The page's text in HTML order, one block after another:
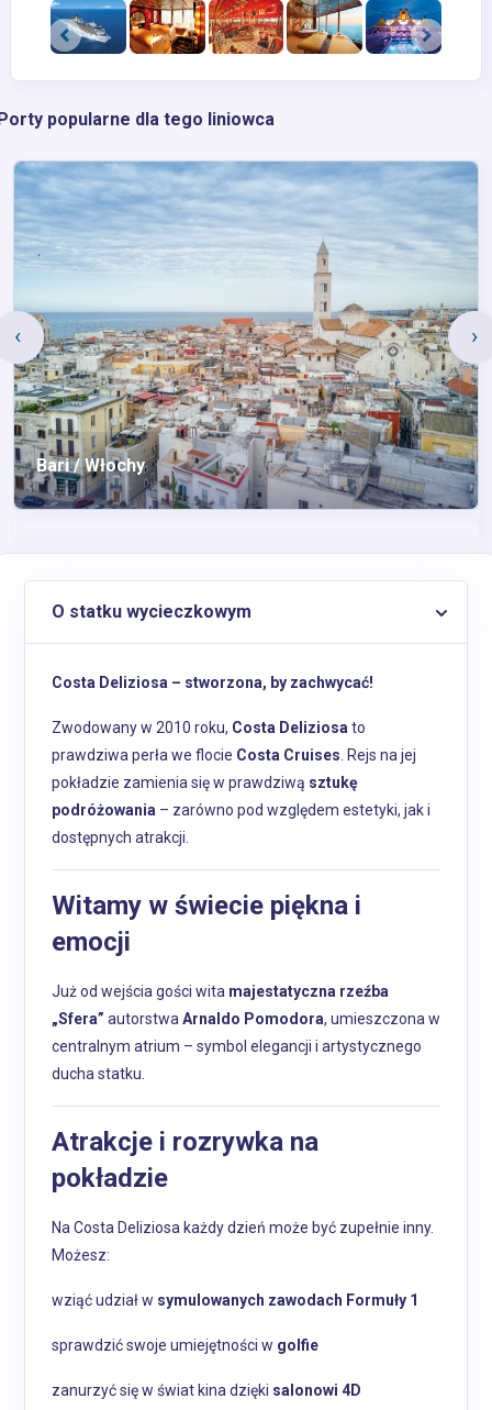
popularne dla tego liniowca
Bari / Włochy
‹ ›
O statku wycieczkowym
Costa Deliziosa – stworzona, by zachwycać!
Zwodowany w 2010 roku, Costa Deliziosa to
prawdziwa perła we flocie Costa Cruises . Rejs na jej
pokładzie zamienia się w prawdziwą sztukę
podróżowania – zarówno pod względem estetyki, jak i
dostępnych atrakcji.
Witamy w świecie piękna i
emocji
Już od wejścia gości wita majestatyczna rzeźba
„Sfera” autorstwa Arnaldo Pomodora, umieszczona w
centralnym atrium – symbol elegancji i artystycznego
ducha statku.
Atrakcje i rozrywka na
pokładzie
Na Costa Deliziosa każdy dzień może być zupełnie inny.
Możesz:
wziąć udział w symulowanych zawodach Formuły 1
sprawdzić swoje umiejętności w golfie
zanurzyć się w świat kina dzięki salonowi 4D